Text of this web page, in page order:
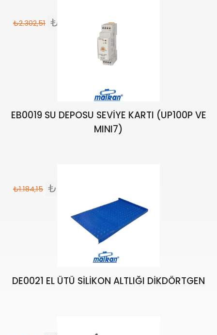
₺2.302,51 ₺
EB0019 SU DEPOSU SEVİYE KARTI (UP100P VE
MINI7)
₺1.184,15 ₺
DE0021 EL ÜTÜ SİLİKON ALTLIĞI DİKDÖRTGEN